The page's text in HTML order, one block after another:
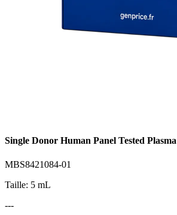
Single Donor Human Panel Tested Plasma
MBS8421084-01
Taille: 5 mL
---